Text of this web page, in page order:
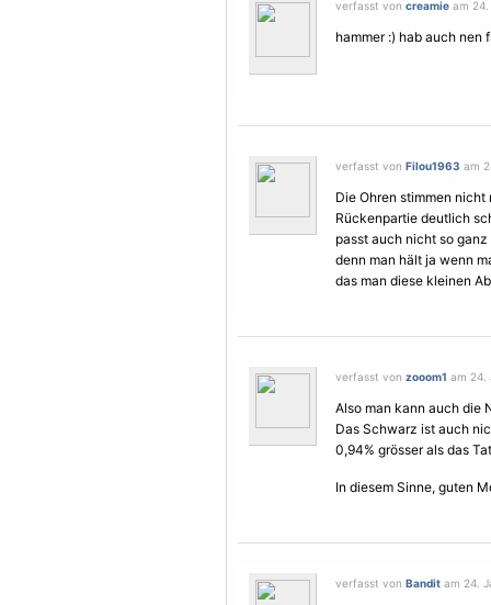
verfasst von creamie am 24.
hammer :) hab auch nen
verfasst von Filou1963 am
Die Ohren stimmen
Rückenpartie deutlich
passt auch nicht so
denn man hält ja wenn
das man diese kleinen
verfasst von zooom1 am 24.
Also man kann auch die
Das Schwarz ist auch
0,94% grösser als das
In diesem Sinne, guten
verfasst von Bandit am 24.